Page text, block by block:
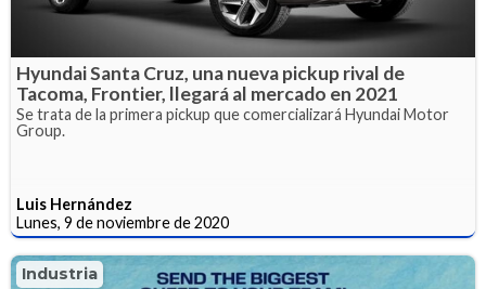
Hyundai Santa Cruz, una nueva pickup rival de
Tacoma, Frontier, llegará al mercado en 2021
Se trata de la primera pickup que comercializará Hyundai Motor
Group.
Luis Hernández
Lunes, 9 de noviembre de 2020
Industria